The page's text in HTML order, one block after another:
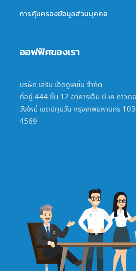
การคุ้มครองข้อมูลส่วนบุคคล
ออฟฟิศของเรา
บริษัท เลิร์น เอ็ดดูเคชั่น จำกัด
ที่อยู่ 444 ชั้น 12 อาคารเอ็ม บี เค ทาวเ
วังใหม่ เขตปทุมวัน กรุงเทพมหานคร
4569